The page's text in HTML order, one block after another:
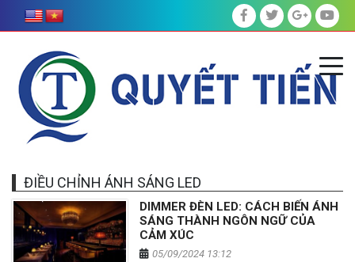
ĐIỀU CHỈNH ÁNH SÁNG LED
DIMMER ĐÈN LED: CÁCH BIẾN ÁNH
SÁNG THÀNH NGÔN NGỮ CỦA
CẢM XÚC
05/09/2024 13:12